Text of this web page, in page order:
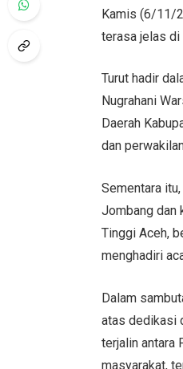
Kamis (6/11/
terasa jelas di
Turut hadir
Nugrahani
Daerah
dan
Sementara
Jombang dan
Tinggi Aceh,
menghadiri
Dalam
atas dedikasi
terjalin antara
masyarakat,